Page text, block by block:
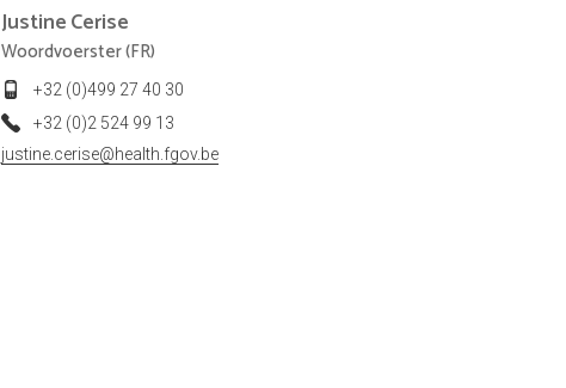
JustineCerise
Woordvoerster (FR)
+32 (0)499 27 40 30
+32 (0)2 524 99 13
justine.cerise@health.fgov.be